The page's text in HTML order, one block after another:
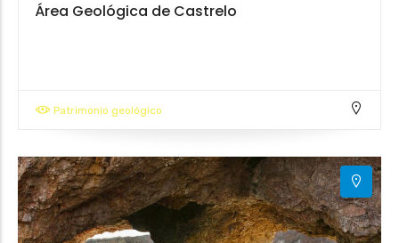
Área Geológica de Castrelo
Patrimonio geológico